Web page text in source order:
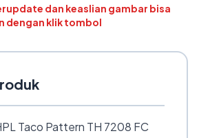
dan keaslian gambar bisa
dengan klik tombol
Taco Pattern TH 7208 FC